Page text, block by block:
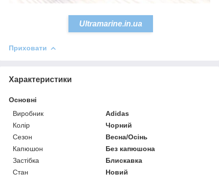
Ultramarine.in.ua
Приховати
Характеристики
Основні
Виробник
Adidas
Колір
Чорний
Сезон
Весна/Осінь
Капюшон
Без капюшона
Застібка
Блискавка
Стан
Новий